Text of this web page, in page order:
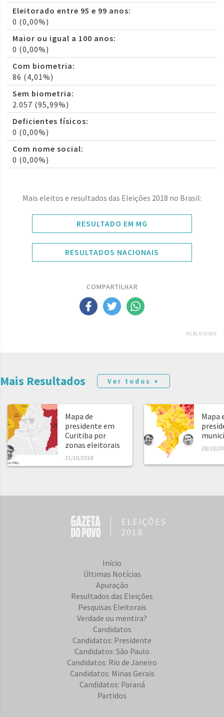
Eleitorado entre 95 e 99 anos:
0 (0,00%)
Maior ou igual a 100 anos:
0 (0,00%)
Com biometria:
86 (4,01%)
Sem biometria:
2.057 (95,99%)
Deficientes físicos:
0 (0,00%)
Com nome social:
0 (0,00%)
Mais eleitos e resultados das Eleições 2018 no Brasil:
RESULTADO EM MG
RESULTADOS NACIONAIS
COMPARTILHAR
PUBLICIDADE
Mais Resultados Ver todos +
Mapa de
presidente em
Curitiba por
zonas eleitorais
31/10/2018
Mapa
28/10/
ELEIÇÕES
2018
Início
Últimas Notícias
Apuração
Resultados das Eleições
Pesquisas Eleitorais
Verdade ou mentira?
Candidatos
Candidatos: Presidente
Candidatos: São Paulo
Candidatos: Rio de Janeiro
Candidatos: Minas Gerais
Candidatos: Paraná
Partidos